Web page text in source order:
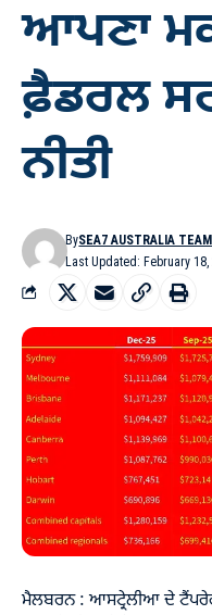
ਆਪਣਾ
ਫ਼ੈਡਰਲ
ਨੀਤੀ
Last Updated: February 18,
BySEA7 AUSTRALIA TEAM
ਮੈਲਬਰਨ : ਆਸਟ੍ਰੇਲੀਆ ਦੇ